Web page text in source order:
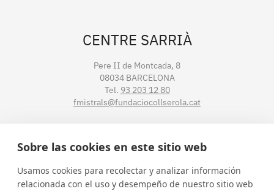
CENTRE SARRIÀ
Pere II de Montcada, 8
08034 BARCELONA
Tel. 93 203 12 80
fmistrals@fundaciocollserola.cat
CENTRE TIBIDABO
Lluís Muntadas, 3-5-7
08035 BARCELONA
Sobre las cookies en este sitio web
Usamos cookies para recolectar y analizar información
relacionada con el uso y desempeño de nuestro sitio web